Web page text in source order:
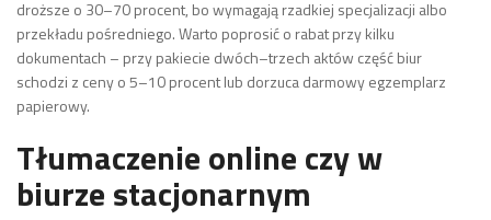
droższe o 30–70 procent, bo wymagają rzadkiej specjalizacji albo
przekładu pośredniego. Warto poprosić o rabat przy kilku
dokumentach – przy pakiecie dwóch–trzech aktów część biur
schodzi z ceny o 5–10 procent lub dorzuca darmowy egzemplarz
papierowy.
Tłumaczenie online czy w
biurze stacjonarnym